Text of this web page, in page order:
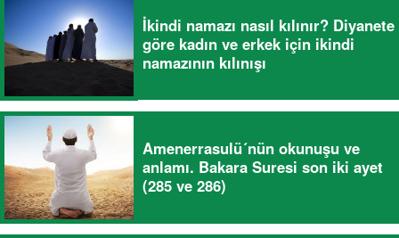
İkindi namazı nasıl kılınır? Diyanete
göre kadın ve erkek için ikindi
namazının kılınışı
Amenerrasulü´nün okunuşu ve
anlamı. Bakara Suresi son iki ayet
(285 ve 286)